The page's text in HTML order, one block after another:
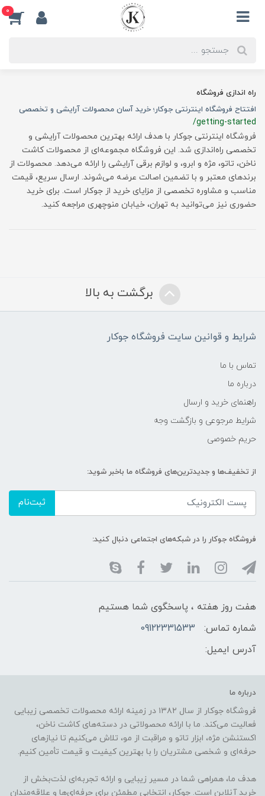
0
راه اندازی فروشگاه
افتتاح فروشگاه اینترنتی جوکار؛ خرید آسان محصولات آرایشی و تخصصی
/getting-started
فروشگاه اینترنتی جوکار با هدف ارائه بهترین محصولات آرایشی و
تخصصی راه‌اندازی شد. این فروشگاه مجموعه‌ای از محصولات کاشت
ناخن، تاتو، مژه و ابرو، و لوازم برقی آرایشی را ارائه می‌دهد. محصولات از
برندهای معتبر و با تضمین اصالت عرضه می‌شوند. ارسال سریع، قیمت
مناسب و مشاوره تخصصی از مزایای خرید از جوکار است. برای خرید
حضوری نیز می‌توانید به تهران، خیابان منوچهری مراجعه کنید.
برگشت به بالا
شرایط و قوانین سایت فروشگاه جوکار
تماس با ما
درباره ما
راهنمای خرید و ارسال
شرایط مرجوعی و بازگشت وجه
حریم خصوصی
از تخفیف‌ها و جدیدترین‌های فروشگاه ما باخبر شوید:
ثبت‌نام
فروشگاه جوکار را در شبکه‌های اجتماعی دنبال کنید:
هفت روز هفته ، پاسخگوی شما هستیم
شماره تماس:
09122331533
آدرس ایمیل:
درباره ما
فروشگاه جوکار از سال ۱۳۸۲ در زمینه ارائه محصولات تخصصی زیبایی
فعالیت می‌کند. ما با ارائه محصولاتی در دسته‌های کاشت ناخن،
اکستنشن مژه، ابزار تاتو و مراقبت از مو، تلاش می‌کنیم تا نیازهای
حرفه‌ای و شخصی مشتریان را با بهترین کیفیت و قیمت تأمین کنیم.
هدف ما، همراهی شما در مسیر زیبایی و ارائه تجربه‌ای لذت‌بخش از
خرید آنلاین است. جوکار، انتخابی مطمئن برای حرفه‌ای‌ها و علاقه‌مندان